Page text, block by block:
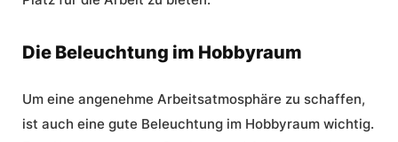
Die Beleuchtung im Hobbyraum
Um eine angenehme Arbeitsatmosphäre zu schaffen,
ist auch eine gute Beleuchtung im Hobbyraum wichtig.